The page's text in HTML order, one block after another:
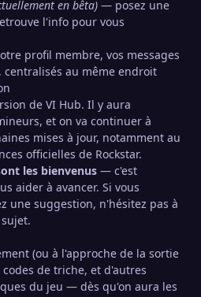
en bêta) — posez une
l'info pour vous
profil membre, vos messages
centralisés au même endroit
de VI Hub. Il y aura
et on va continuer à
mises à jour, notamment au
officielles de Rockstar.
les bienvenus — c'est
aider à avancer. Si vous
une suggestion, n'hésitez pas à
(ou à l'approche de la sortie
de triche, et d'autres
du jeu — dès qu'on aura les